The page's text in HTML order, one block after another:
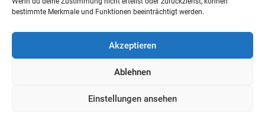
bestimmte Merkmale und Funktionen beeinträchtigt werden.
Akzeptieren
Ablehnen
Einstellungen ansehen